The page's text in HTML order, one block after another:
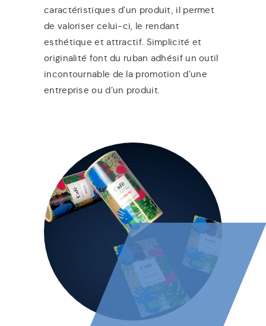
caractéristiques d’un produit, il permet
de valoriser celui-ci, le rendant
esthétique et attractif. Simplicité et
originalité font du ruban adhésif un outil
incontournable de la promotion d’une
entreprise ou d’un produit.